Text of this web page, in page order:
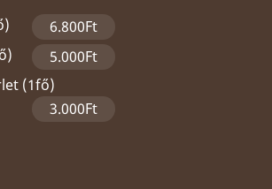
6.800Ft
5.000Ft
(1fő)
3.000Ft